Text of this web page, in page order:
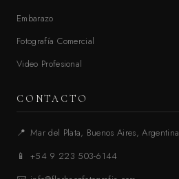
Embarazo
Fotografía Comercial
Video Profesional
CONTACTO
📍 Mar del Plata, Buenos Aires, Argentina
📱
+54 9 223 503-6144